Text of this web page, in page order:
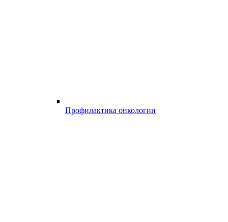
Профилактика онкологии